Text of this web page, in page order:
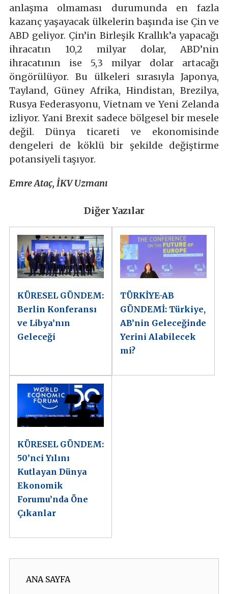
anlaşma olmaması durumunda en fazla
kazanç yaşayacak ülkelerin başında ise Çin ve
ABD geliyor. Çin’in Birleşik Krallık’a yapacağı
ihracatın 10,2 milyar dolar, ABD’nin
ihracatının ise 5,3 milyar dolar artacağı
öngörülüyor. Bu ülkeleri sırasıyla Japonya,
Tayland, Güney Afrika, Hindistan, Brezilya,
Rusya Federasyonu, Vietnam ve Yeni Zelanda
izliyor. Yani Brexit sadece bölgesel bir mesele
değil. Dünya ticareti ve ekonomisinde
dengeleri de köklü bir şekilde değiştirme
potansiyeli taşıyor.
Emre Ataç, İKV Uzmanı
Diğer Yazılar
KÜRESEL GÜNDEM:
Berlin Konferansı
ve Libya’nın
Geleceği
TÜRKİYE-AB
GÜNDEMİ: Türkiye,
AB’nin Geleceğinde
Yerini Alabilecek
mi?
KÜRESEL GÜNDEM:
50’nci Yılını
Kutlayan Dünya
Ekonomik
Forumu’nda Öne
Çıkanlar
ANA SAYFA